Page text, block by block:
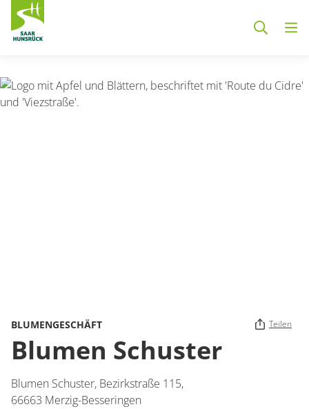
BLUMENGESCHÄFT Teilen
Blumen Schuster
Blumen Schuster, Bezirkstraße 115,
66663 Merzig-Besseringen